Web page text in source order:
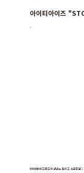
아이티아이즈
아이티아이즈(대표 이성남)는 올해 초, 토큰증권